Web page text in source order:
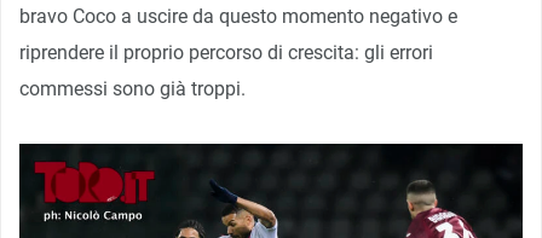
bravo Coco a uscire da questo momento negativo e
riprendere il proprio percorso di crescita: gli errori
commessi sono già troppi.